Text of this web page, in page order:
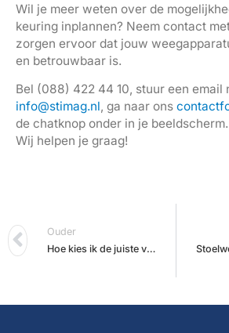
Wil je meer weten over de
keuring inplannen? Neem contact
zorgen ervoor dat jouw
en betrouwbaar is.
Bel (088) 422 44 10, stuur een email
info@stimag.nl, ga naar ons
de chatknop onder in je beeldscherm.
Wij helpen je graag!
Ouder
Hoe kies ik de juiste vloerweegschaal?